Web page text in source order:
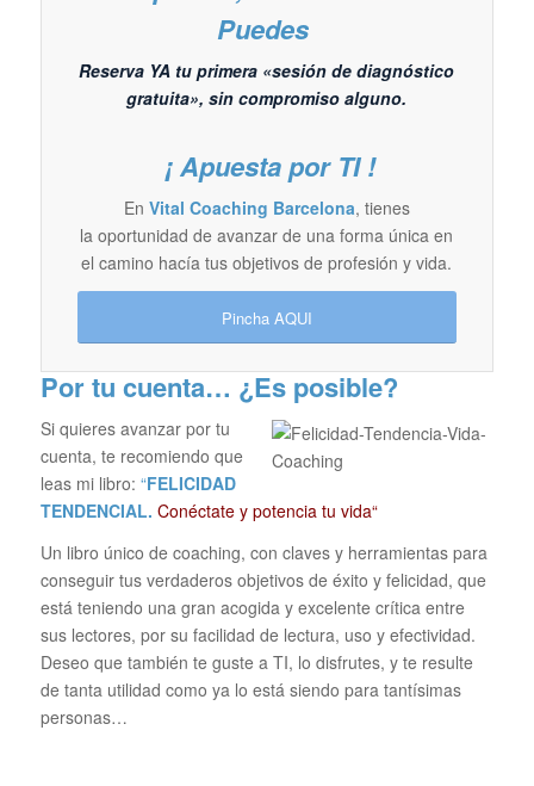
Puedes
Reserva YA tu primera «sesión de diagnóstico
gratuita», sin compromiso alguno.
¡ Apuesta por TI !
En Vital Coaching Barcelona, tienes
la oportunidad de avanzar de una forma única en
el camino hacía tus objetivos de profesión y vida.
Pincha AQUI
Por tu cuenta… ¿Es posible?
Si quieres avanzar por tu
cuenta, te recomiendo que
leas mi libro: “FELICIDAD
TENDENCIAL. Conéctate y potencia tu vida“
Un libro único de coaching, con claves y herramientas para
conseguir tus verdaderos objetivos de éxito y felicidad, que
está teniendo una gran acogida y excelente crítica entre
sus lectores, por su facilidad de lectura, uso y efectividad.
Deseo que también te guste a TI, lo disfrutes, y te resulte
de tanta utilidad como ya lo está siendo para tantísimas
personas…